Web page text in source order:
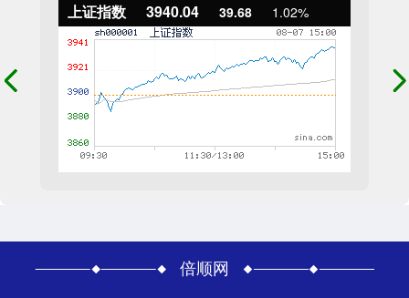
上证指数 3940.04 39.68 1.02%
倍顺网